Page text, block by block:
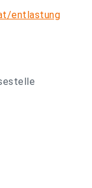
entlastung